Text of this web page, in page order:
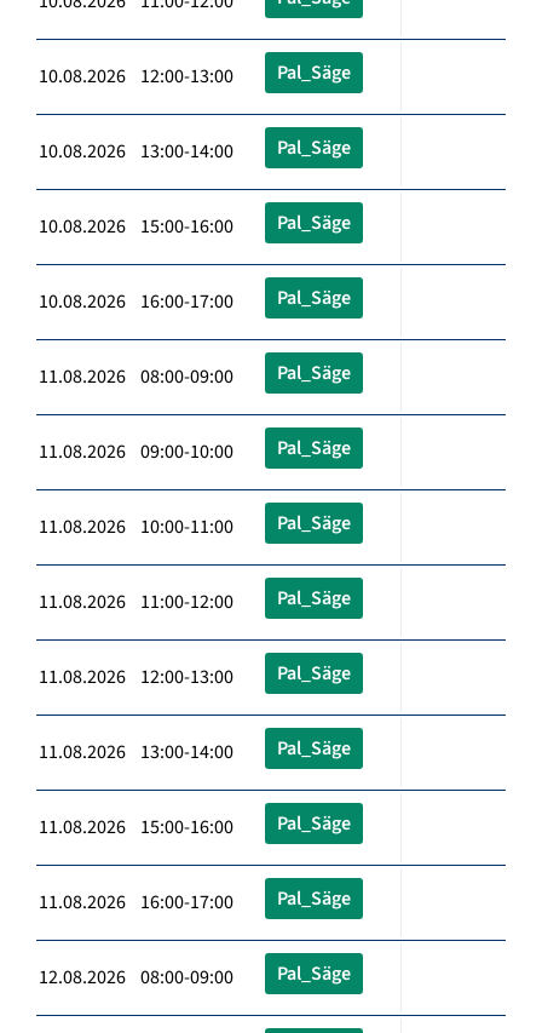
10.08.2026 12:00-13:00 Pal_Säge
10.08.2026 13:00-14:00 Pal_Säge
10.08.2026 15:00-16:00 Pal_Säge
10.08.2026 16:00-17:00 Pal_Säge
11.08.2026 08:00-09:00 Pal_Säge
11.08.2026 09:00-10:00 Pal_Säge
11.08.2026 10:00-11:00 Pal_Säge
11.08.2026 11:00-12:00 Pal_Säge
11.08.2026 12:00-13:00 Pal_Säge
11.08.2026 13:00-14:00 Pal_Säge
11.08.2026 15:00-16:00 Pal_Säge
11.08.2026 16:00-17:00 Pal_Säge
12.08.2026 08:00-09:00 Pal_Säge